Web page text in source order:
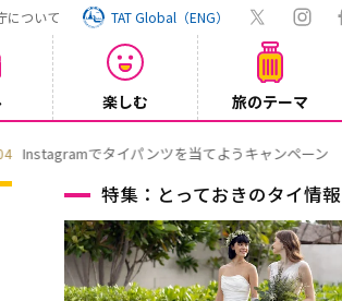
について TAT Global（ENG）
楽しむ 旅のテーマ
特集：とっておきのタイ情報